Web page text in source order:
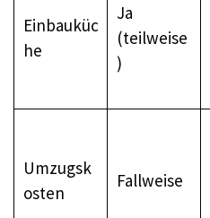
Einbauküc
he
Ja
(teilweise
)
Umzugsk
osten
Fallweise